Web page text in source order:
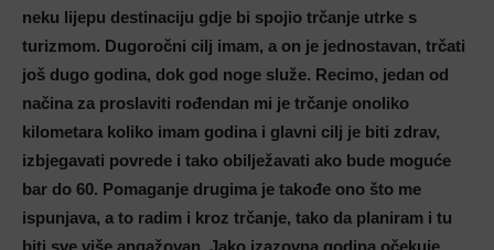
neku lijepu destinaciju gdje bi spojio trčanje utrke s
turizmom. Dugoročni cilj imam, a on je jednostavan, trčati
još dugo godina, dok god noge služe. Recimo, jedan od
načina za proslaviti rođendan mi je trčanje onoliko
kilometara koliko imam godina i glavni cilj je biti zdrav,
izbjegavati povrede i tako obilježavati ako bude moguće
bar do 60. Pomaganje drugima je takođe ono što me
ispunjava, a to radim i kroz trčanje, tako da planiram i tu